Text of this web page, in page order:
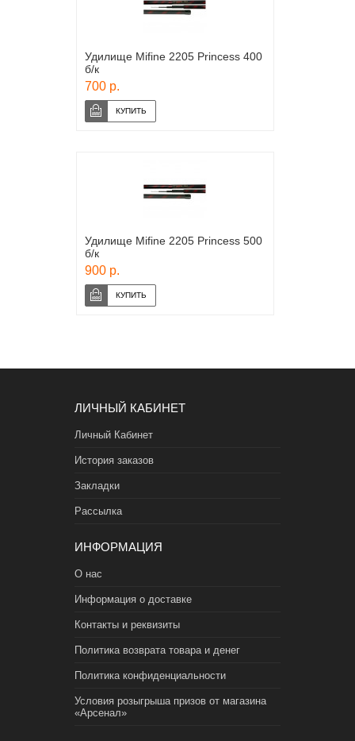
Удилище Mifine 2205 Princess 400
б/к
700 р.
Удилище Mifine 2205 Princess 500
б/к
900 р.
ЛИЧНЫЙ КАБИНЕТ
Личный Кабинет
История заказов
Закладки
Рассылка
ИНФОРМАЦИЯ
О нас
Информация о доставке
Контакты и реквизиты
Политика возврата товара и денег
Политика конфиденциальности
Условия розыгрыша призов от магазина
«Арсенал»